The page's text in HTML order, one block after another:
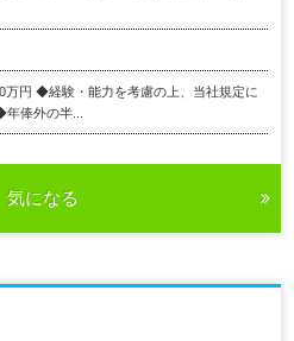
万円 ◆経験・能力を考慮の上、当社規定に
年俸外の半...
気になる